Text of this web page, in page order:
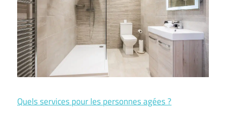
Quels services pour les personnes agées ?